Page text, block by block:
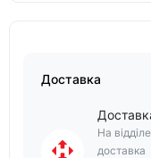
Доставка
На
доставка